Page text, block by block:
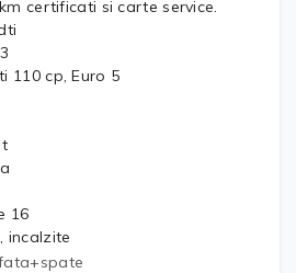
certificati si carte service.
110 cp, Euro 5
16
incalzite